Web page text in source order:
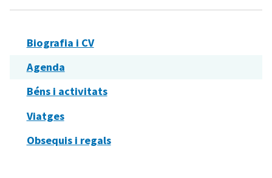
Biografia i CV
Agenda
Béns i activitats
Viatges
Obsequis i regals